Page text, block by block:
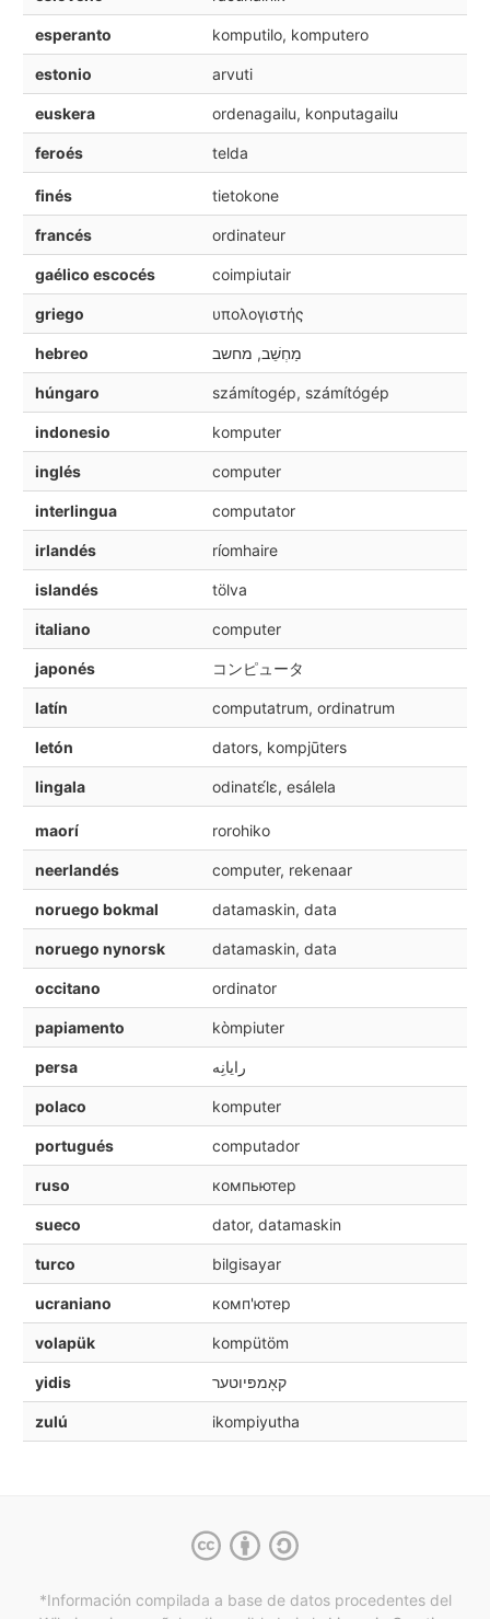
esperanto komputilo, komputero
estonio arvuti
euskera ordenagailu, konputagailu
feroés telda
finés tietokone
francés ordinateur
gaélico escocés coimpiutair
griego υπολογιστής
hebreo מַחְשֵׁב, מחשב
húngaro számítogép, számítógép
indonesio komputer
inglés computer
interlingua computator
irlandés ríomhaire
islandés tölva
italiano computer
japonés コンピュータ
latín computatrum, ordinatrum
letón dators, kompjūters
lingala odinatɛ́lɛ, esálela
maorí rorohiko
neerlandés computer, rekenaar
noruego bokmal datamaskin, data
noruego nynorsk datamaskin, data
occitano ordinator
papiamento kòmpiuter
persa رايانِه
polaco komputer
portugués computador
ruso компьютер
sueco dator, datamaskin
turco bilgisayar
ucraniano комп'ютер
volapük kompütöm
yidis קאָמפּיוטער
zulú ikompiyutha
*Información compilada a base de datos procedentes del